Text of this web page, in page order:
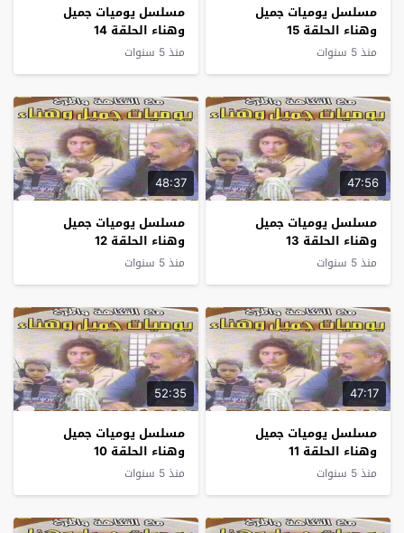
مسلسل يوميات جميل
وهناء الحلقة 15
منذ 5 سنوات
مسلسل يوميات جميل
وهناء الحلقة 14
منذ 5 سنوات
47:56
مسلسل يوميات جميل
وهناء الحلقة 13
منذ 5 سنوات
48:37
مسلسل يوميات جميل
وهناء الحلقة 12
منذ 5 سنوات
47:17
مسلسل يوميات جميل
وهناء الحلقة 11
منذ 5 سنوات
52:35
مسلسل يوميات جميل
وهناء الحلقة 10
منذ 5 سنوات